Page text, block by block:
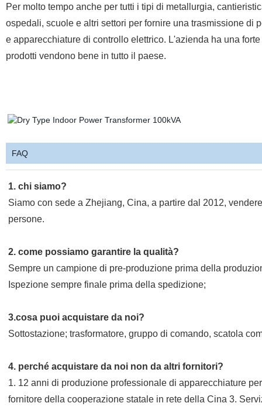
Per molto tempo anche per tutti i tipi di metallurgia,
ospedali, scuole e altri settori per fornire una trasmissione di
e apparecchiature di controllo elettrico. L'azienda ha una
prodotti vendono bene in tutto il paese.
FAQ
1. chi siamo?
Siamo con sede a Zhejiang, Cina, a partire dal 2012,
persone.
2. come possiamo garantire la qualità?
Sempre un campione di pre-produzione prima della
Ispezione sempre finale prima della spedizione;
3.cosa puoi acquistare da noi?
Sottostazione; trasformatore, gruppo di comando, scatola
4. perché acquistare da noi non da altri fornitori?
1. 12 anni di produzione professionale di apparecchiature
fornitore della cooperazione statale in rete della Cina 3.